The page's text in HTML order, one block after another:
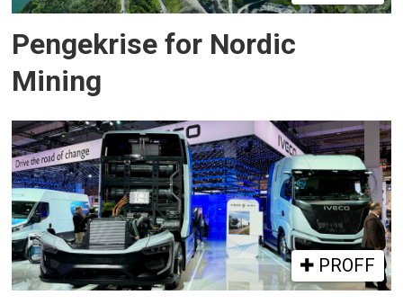
Pengekrise for Nordic
Mining
PROFF